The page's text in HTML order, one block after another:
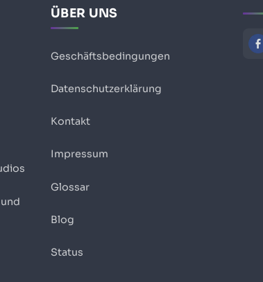
ÜBER UNS
Geschäftsbedingungen
Datenschutzerklärung
Kontakt
Impressum
Glossar
Blog
Status